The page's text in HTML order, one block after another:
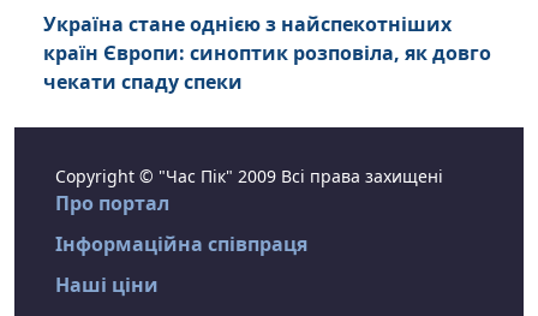
Україна стане однією з найспекотніших
країн Європи: синоптик розповіла, як довго
чекати спаду спеки
Copyright © "Час Пік" 2009 Всі права захищені
Про портал
Інформаційна співпраця
Наші ціни